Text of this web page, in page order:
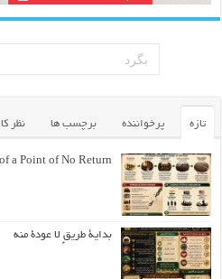
تازه پرخواننده برچسب ها نظر
a Point of No Return
بداية طريقٍ لا عودة منه